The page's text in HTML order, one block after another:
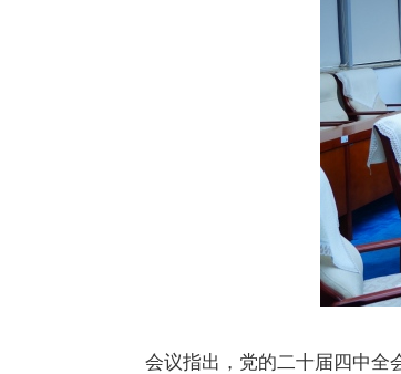
会议指出，党的二十届四中全